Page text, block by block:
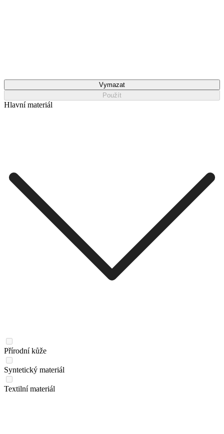
Vymazat
Použít
Hlavní materiál
Přírodní kůže
Syntetický materiál
Textilní materiál